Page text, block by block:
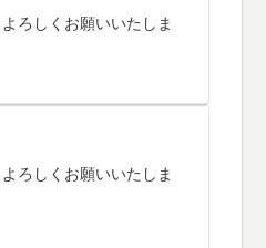
ろしくお願いいたしま
ろしくお願いいたしま